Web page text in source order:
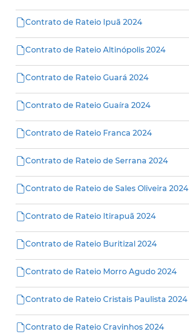
Contrato de Rateio Ipuã 2024
Contrato de Rateio Altinópolis 2024
Contrato de Rateio Guará 2024
Contrato de Rateio Guaíra 2024
Contrato de Rateio Franca 2024
Contrato de Rateio de Serrana 2024
Contrato de Rateio de Sales Oliveira 2024
Contrato de Rateio Itirapuã 2024
Contrato de Rateio Buritizal 2024
Contrato de Rateio Morro Agudo 2024
Contrato de Rateio Cristais Paulista 2024
Contrato de Rateio Cravinhos 2024